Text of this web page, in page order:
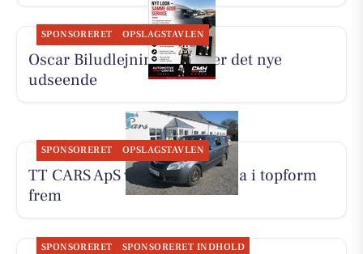
SPONSORERET OPSLAGSTAVLEN
Oscar Biludlejning forklarer det nye
udseende
SPONSORERET OPSLAGSTAVLEN
TT CARS ApS viser Skoda Fabia i topform
frem
SPONSORERET SPONSORERET INDHOLD